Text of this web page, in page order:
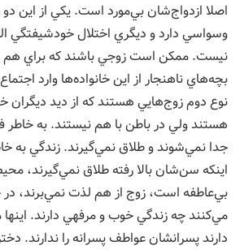
اصلا ازدواج‌شان بي‌مورد است. يكي از اين
وسواسي دارد و ديگري اختلال خودشيفتگي
نيست. ممكن است زوجي باشند كه براي هم
بچه‌هاي ناهنجار از اين خانواده‌ها وارد
نوع دوم زوج‌هايي هستند كه از ديد
هستند ولي در باطن با هم نيستند. به خاطر
جدا نمي‌شوند و طلاق نمي‌گيرند. زندگي به
اينكه سن‌شان بالا رفته طلاق نمي‌گيرند،
بي‌عاطفه است، زوج از هم لذت نمي‌برند، در
مي‌كنند چه زندگي خوب و مرفهي دارند. اينها
دارند پسرانشان عواطف پسرانه را ندارند.